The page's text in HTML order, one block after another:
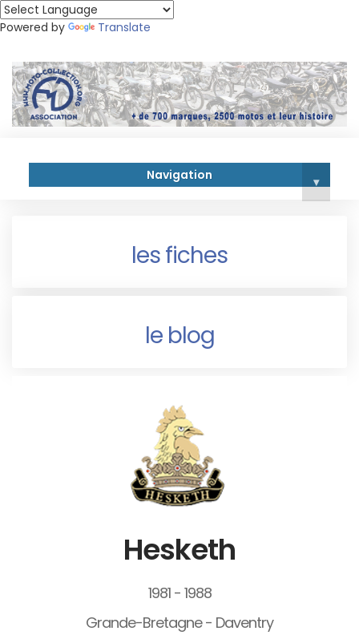
Powered by Translate
Navigation ▾
les fiches
le blog
Hesketh
1981 - 1988
Grande-Bretagne - Daventry